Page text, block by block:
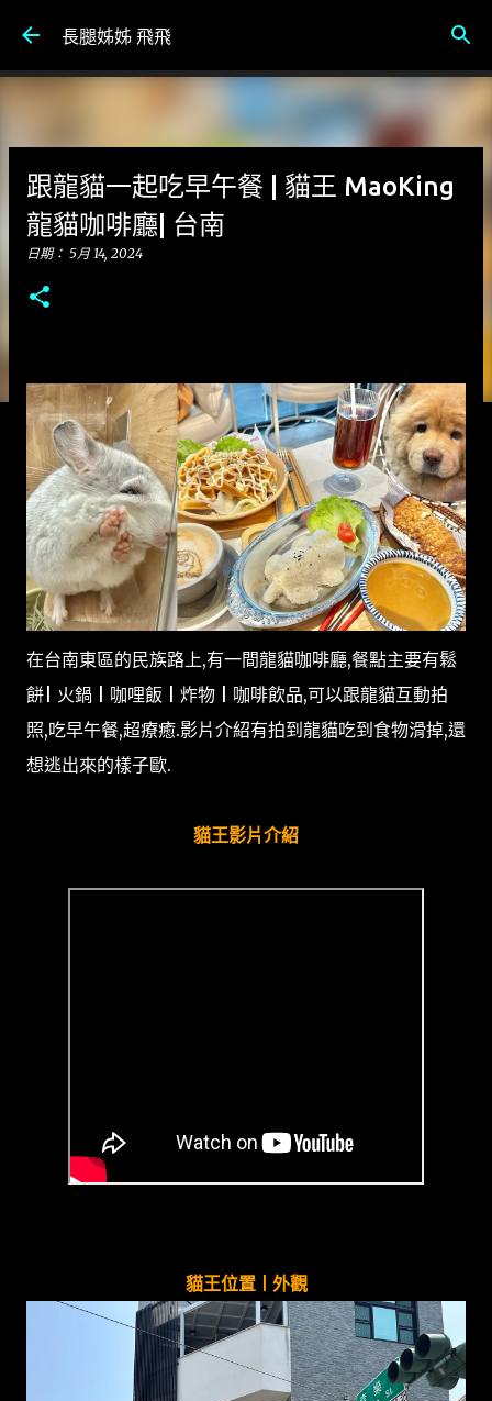
長腿姊姊 飛飛
跟龍貓一起吃早午餐 | 貓王 MaoKing
龍貓咖啡廳| 台南
日期： 5月 14, 2024
在台南東區的民族路上,有一間龍貓咖啡廳,餐點主要有鬆
餅| 火鍋 | 咖哩飯 | 炸物 | 咖啡飲品,可以跟龍貓互動拍
照,吃早午餐,超療癒.影片介紹有拍到龍貓吃到食物滑掉,還
想逃出來的樣子歐.
貓王影片介紹
貓王位置 | 外觀